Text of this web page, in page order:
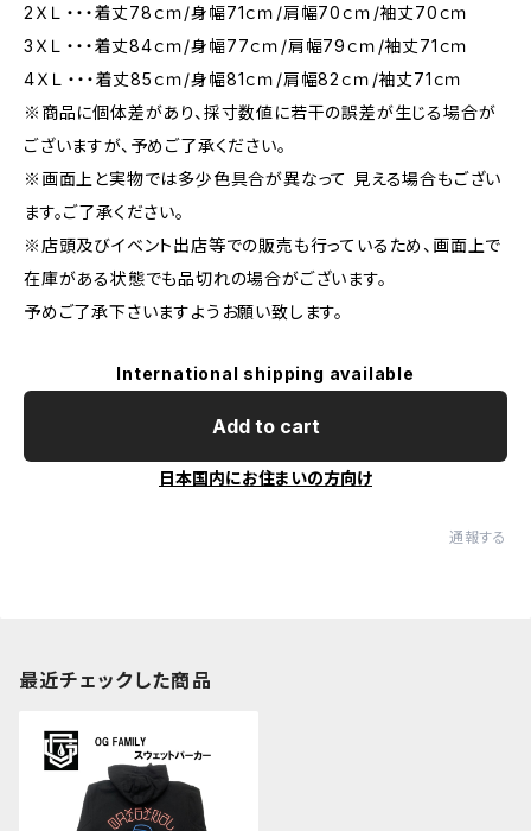
2ＸＬ ・・・着丈78ｃｍ/身幅71ｃｍ/肩幅70ｃｍ/袖丈70ｃｍ
3ＸＬ ・・・着丈84ｃｍ/身幅77ｃｍ/肩幅79ｃｍ/袖丈71ｃｍ
4ＸＬ ・・・着丈85ｃｍ/身幅81ｃｍ/肩幅82ｃｍ/袖丈71ｃｍ
※商品に個体差があり、採寸数値に若干の誤差が生じる場合が
ございますが、予めご了承ください。
※画面上と実物では多少色具合が異なって 見える場合もござい
ます。ご了承ください。
※店頭及びイベント出店等での販売も行っているため、画面上で
在庫がある状態でも品切れの場合がございます。
予めご了承下さいますようお願い致します。
International shipping available
Add to cart
日本国内にお住まいの方向け
通報する
最近チェックした商品